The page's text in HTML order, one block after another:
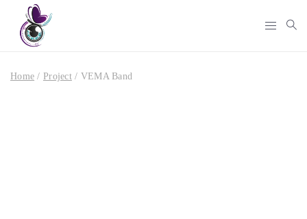
Home / Project / VEMA Band